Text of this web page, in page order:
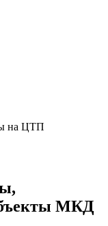
на ЦТП
МКД